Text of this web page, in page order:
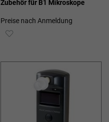
Zubehör für B1 Mikroskope
Preise nach Anmeldung
ZUR